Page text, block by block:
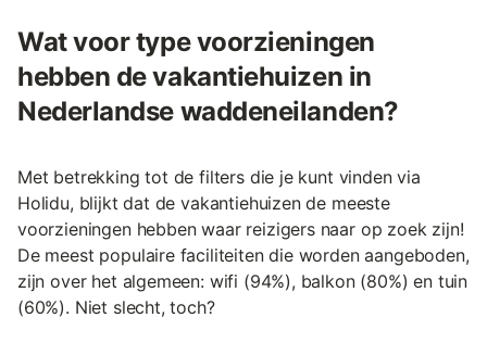
Wat voor type voorzieningen
hebben de vakantiehuizen in
Nederlandse waddeneilanden?
Met betrekking tot de filters die je kunt vinden via
Holidu, blijkt dat de vakantiehuizen de meeste
voorzieningen hebben waar reizigers naar op zoek zijn!
De meest populaire faciliteiten die worden aangeboden,
zijn over het algemeen: wifi (94%), balkon (80%) en tuin
(60%). Niet slecht, toch?